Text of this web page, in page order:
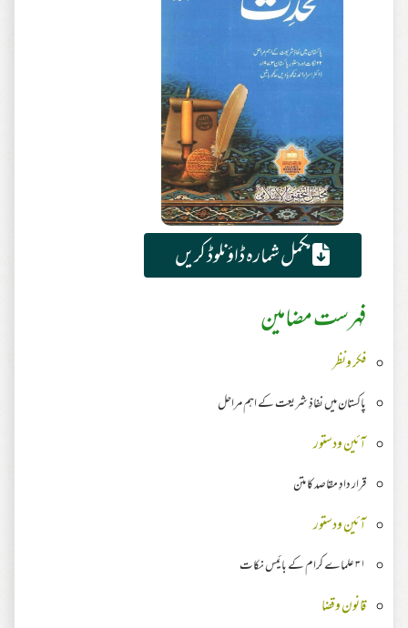
مکمل شمارہ ڈاؤنلوڈ کریں
فہرست مضامین
فکر ونظر
پاکستان میں نفاذِ شریعت کے اہم مراحل
آئین ودستور
قرار دادِ مقاصد کا متن
آئین ودستور
۳۱ علماے کرام کے بائیس نکات
قانون وقضا